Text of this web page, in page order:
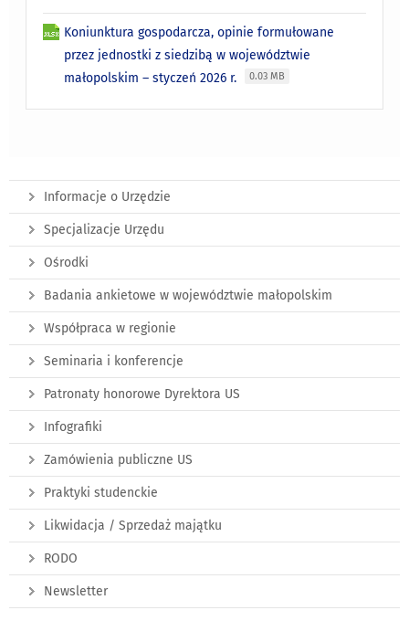
Koniunktura gospodarcza, opinie formułowane
przez jednostki z siedzibą w województwie
małopolskim – styczeń 2026 r.
0.03 MB
Informacje o Urzędzie
Specjalizacje Urzędu
Ośrodki
Badania ankietowe w województwie małopolskim
Współpraca w regionie
Seminaria i konferencje
Patronaty honorowe Dyrektora US
Infografiki
Zamówienia publiczne US
Praktyki studenckie
Likwidacja / Sprzedaż majątku
RODO
Newsletter